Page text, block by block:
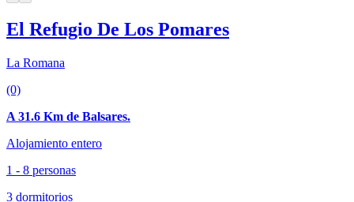
El Refugio De Los Pomares
La Romana
(0)
A 31.6 Km de Balsares.
Alojamiento entero
1 - 8 personas
3 dormitorios